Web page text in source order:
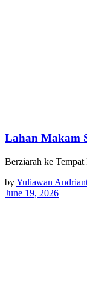
Lahan Makam
Berziarah ke
byYuliawan
June 19, 2026